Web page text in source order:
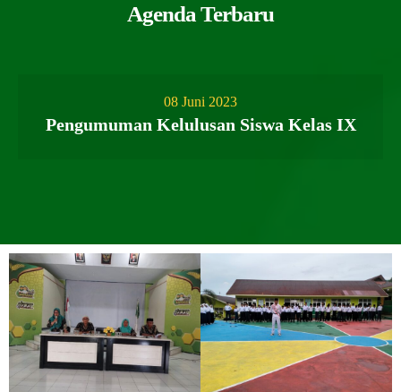
Agenda Terbaru
08 Juni 2023
Pengumuman Kelulusan Siswa Kelas IX